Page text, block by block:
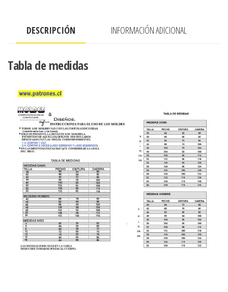
EN
cantidad
DESCRIPCIÓN INFORMACIÓN ADICIONAL
Tabla de medidas